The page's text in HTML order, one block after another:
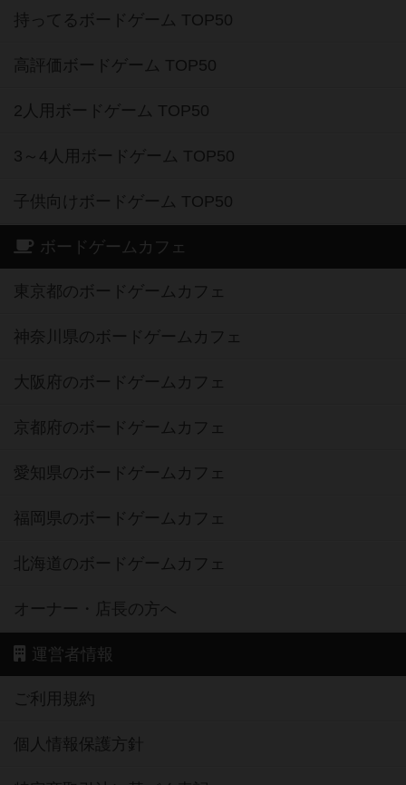
持ってるボードゲーム TOP50
高評価ボードゲーム TOP50
2人用ボードゲーム TOP50
3～4人用ボードゲーム TOP50
子供向けボードゲーム TOP50
ボードゲームカフェ
東京都のボードゲームカフェ
神奈川県のボードゲームカフェ
大阪府のボードゲームカフェ
京都府のボードゲームカフェ
愛知県のボードゲームカフェ
福岡県のボードゲームカフェ
北海道のボードゲームカフェ
オーナー・店長の方へ
運営者情報
ご利用規約
個人情報保護方針